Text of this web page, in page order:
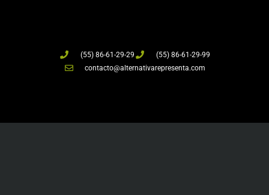
(55) 86-61-29-29
(55) 86-61-29-99
contacto@alternativarepresenta.com